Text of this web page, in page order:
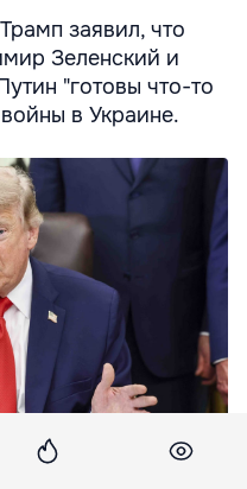
заявил, что
Зеленский и
"готовы что-то
в Украине.